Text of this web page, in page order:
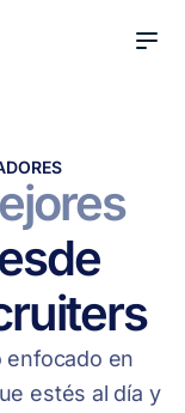
de
enfocado en
estés al día y